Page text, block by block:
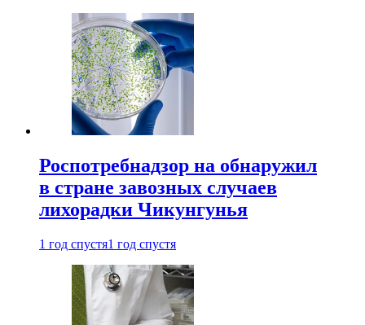
Роспотребнадзор на обнаружил
в стране завозных случаев
лихорадки Чикунгунья
1 год спустя1 год спустя